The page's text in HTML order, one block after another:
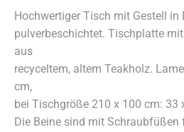
Hochwertiger Tisch mit Gestell in
pulverbeschichtet. Tischplatte
aus
recyceltem, altem Teakholz.
cm,
bei Tischgröße 210 x 100 cm: 33
Die Beine sind mit Schraubfüßen